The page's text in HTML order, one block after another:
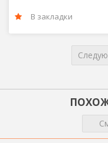
В закладки